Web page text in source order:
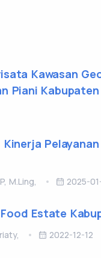
Kawasan
Piani
M.Ling, 2025-
Estate
2022-12-12